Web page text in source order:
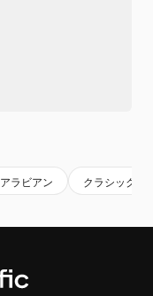
アラビアン クラシック